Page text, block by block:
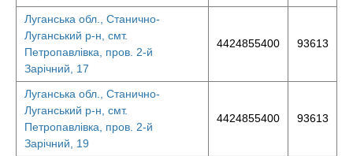
Луганська обл., Станично-
Луганський р-н, смт.
Петропавлівка, пров. 2-й
Зарічний, 17
4424855400 93613
Луганська обл., Станично-
Луганський р-н, смт.
Петропавлівка, пров. 2-й
Зарічний, 19
4424855400 93613